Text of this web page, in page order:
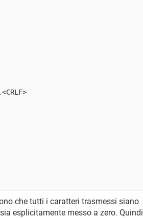
che tutti i caratteri trasmessi siano
esplicitamente messo a zero. Quindi